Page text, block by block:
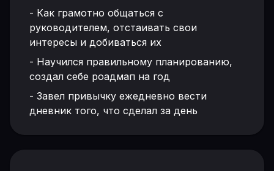
- Как грамотно общаться с
руководителем, отстаивать свои
интересы и добиваться их
- Научился правильному планированию,
создал себе роадмап на год
- Завел привычку ежедневно вести
дневник того, что сделал за день